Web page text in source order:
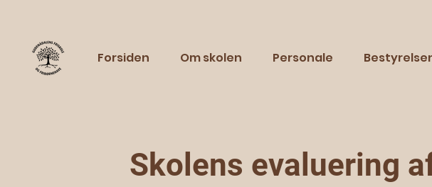
Forsiden Om skolen Personale
Skolens evaluering